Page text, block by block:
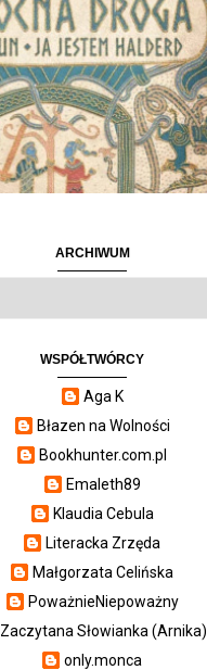
ARCHIWUM
WSPÓŁTWÓRCY
Aga K
Błazen na Wolności
Bookhunter.com.pl
Emaleth89
Klaudia Cebula
Literacka Zrzęda
Małgorzata Celińska
PoważnieNiepoważny
Zaczytana Słowianka (Arnika)
only.monca